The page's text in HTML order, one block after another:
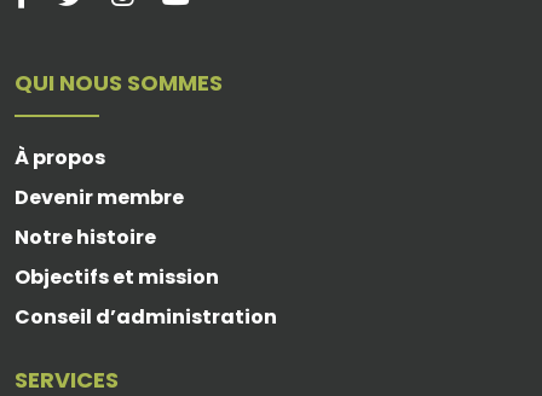
QUI NOUS SOMMES
À propos
Devenir membre
Notre histoire
Objectifs et mission
Conseil d’administration
SERVICES